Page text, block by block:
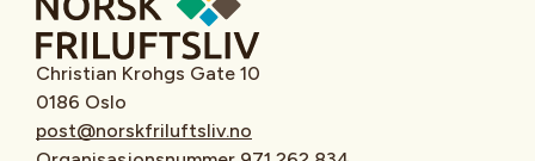
Christian Krohgs Gate 10
0186 Oslo
post@norskfriluftsliv.no